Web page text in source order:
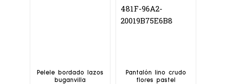
Pelele bordado lazos
buganvilla
Pantalón lino crudo
flores pastel